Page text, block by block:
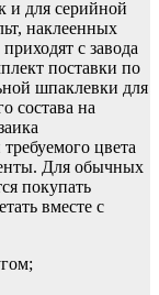
и для серийной
наклеенных
с завода
поставки по
шпаклевки для
состава на
цвета
Для обычных
покупать
вместе с